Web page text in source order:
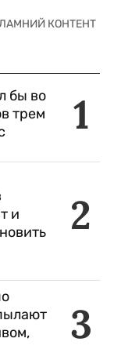
1
бы во
трем
2
и
3